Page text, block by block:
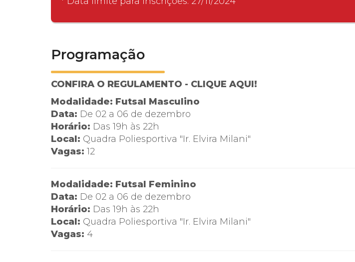
Programação
CONFIRA O REGULAMENTO - CLIQUE AQUI!
Modalidade: Futsal Masculino
Data: De 02 a 06 de dezembro
Horário: Das 19h às 22h
Local: Quadra Poliesportiva "Ir. Elvira Milani"
Vagas: 12
Modalidade: Futsal Feminino
Data: De 02 a 06 de dezembro
Horário: Das 19h às 22h
Local: Quadra Poliesportiva "Ir. Elvira Milani"
Vagas: 4